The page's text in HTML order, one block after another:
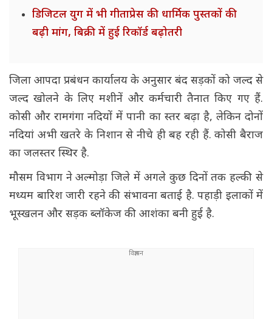
डिजिटल युग में भी गीताप्रेस की धार्मिक पुस्तकों की
बढ़ी मांग, बिक्री में हुई रिकॉर्ड बढ़ोतरी
जिला आपदा प्रबंधन कार्यालय के अनुसार बंद सड़कों को जल्द से
जल्द खोलने के लिए मशीनें और कर्मचारी तैनात किए गए हैं.
कोसी और रामगंगा नदियों में पानी का स्तर बढ़ा है, लेकिन दोनों
नदियां अभी खतरे के निशान से नीचे ही बह रही हैं. कोसी बैराज
का जलस्तर स्थिर है.
मौसम विभाग ने अल्मोड़ा जिले में अगले कुछ दिनों तक हल्की से
मध्यम बारिश जारी रहने की संभावना बताई है. पहाड़ी इलाकों में
भूस्खलन और सड़क ब्लॉकेज की आशंका बनी हुई है.